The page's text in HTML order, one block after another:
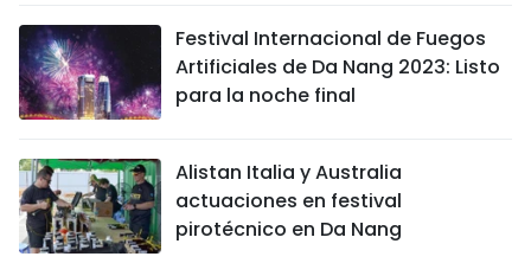
Festival Internacional de Fuegos
Artificiales de Da Nang 2023: Listo
para la noche final
Alistan Italia y Australia
actuaciones en festival
pirotécnico en Da Nang